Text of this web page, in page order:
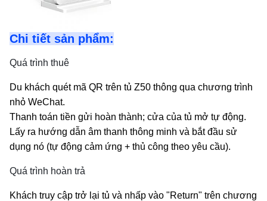
Chi tiết sản phẩm:
Quá trình thuê
Du khách quét mã QR trên tủ Z50 thông qua chương trình
nhỏ WeChat.
Thanh toán tiền gửi hoàn thành; cửa của tủ mở tự động.
Lấy ra hướng dẫn âm thanh thông minh và bắt đầu sử
dụng nó (tự động cảm ứng + thủ công theo yêu cầu).
Quá trình hoàn trả
Khách truy cập trở lại tủ và nhấp vào "Return" trên chương